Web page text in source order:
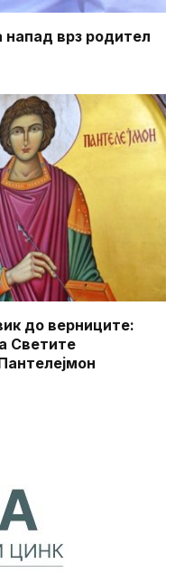
напад врз родител
до верниците:
Светите